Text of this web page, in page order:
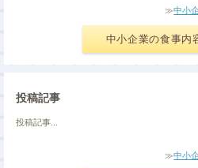
≫中小
中小企業の食事内
投稿記事
投稿記事...
≫中小